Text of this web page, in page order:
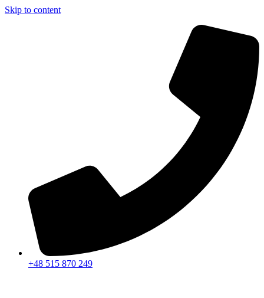
Skip to content
+48 515 870 249